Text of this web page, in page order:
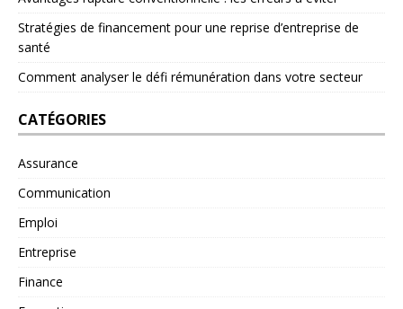
Stratégies de financement pour une reprise d’entreprise de
santé
Comment analyser le défi rémunération dans votre secteur
CATÉGORIES
Assurance
Communication
Emploi
Entreprise
Finance